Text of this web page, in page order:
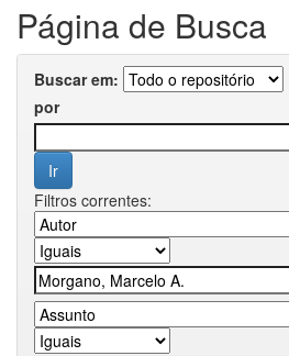
Página de Busca
Buscar em:
por
Filtros correntes: